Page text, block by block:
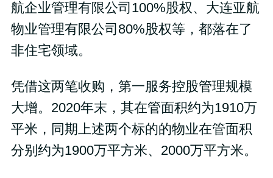
航企业管理有限公司100%股权、大连亚航
物业管理有限公司80%股权等，都落在了
非住宅领域。
凭借这两笔收购，第一服务控股管理规模
大增。2020年末，其在管面积约为1910万
平米，同期上述两个标的的物业在管面积
分别约为1900万平方米、2000万平方米。